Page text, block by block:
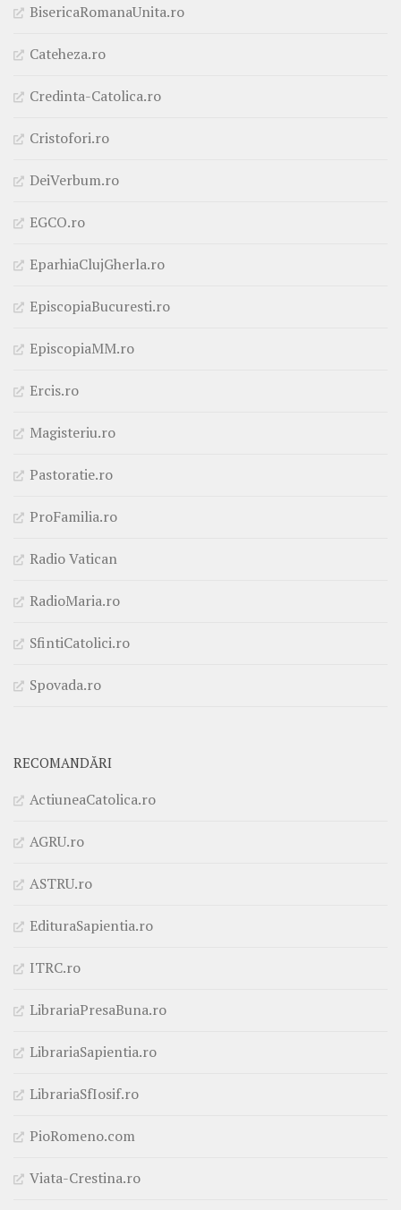
BisericaRomanaUnita.ro
Cateheza.ro
Credinta-Catolica.ro
Cristofori.ro
DeiVerbum.ro
EGCO.ro
EparhiaClujGherla.ro
EpiscopiaBucuresti.ro
EpiscopiaMM.ro
Ercis.ro
Magisteriu.ro
Pastoratie.ro
ProFamilia.ro
Radio Vatican
RadioMaria.ro
SfintiCatolici.ro
Spovada.ro
RECOMANDĂRI
ActiuneaCatolica.ro
AGRU.ro
ASTRU.ro
EdituraSapientia.ro
ITRC.ro
LibrariaPresaBuna.ro
LibrariaSapientia.ro
LibrariaSfIosif.ro
PioRomeno.com
Viata-Crestina.ro